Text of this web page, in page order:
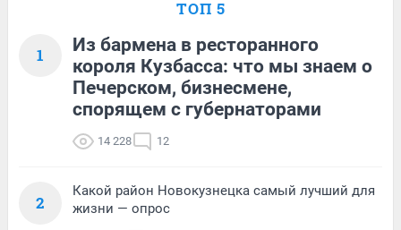
ТОП 5
1
Из бармена в ресторанного
короля Кузбасса: что мы знаем о
Печерском, бизнесмене,
спорящем с губернаторами
14 228 12
2
Какой район Новокузнецка самый лучший для
жизни — опрос